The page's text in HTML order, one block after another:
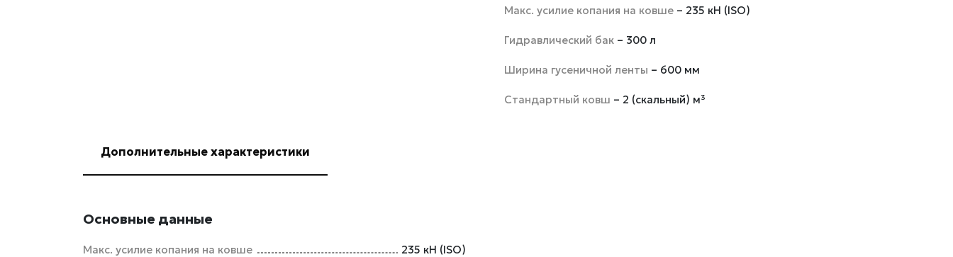
Макс. усилие копания на ковше – 235 кН (ISO)
Гидравлический бак – 300 л
Ширина гусеничной ленты – 600 мм
Стандартный ковш – 2 (скальный) м³
Дополнительные характеристики
Основные данные
Макс. усилие копания на ковше 235 кН (ISO)